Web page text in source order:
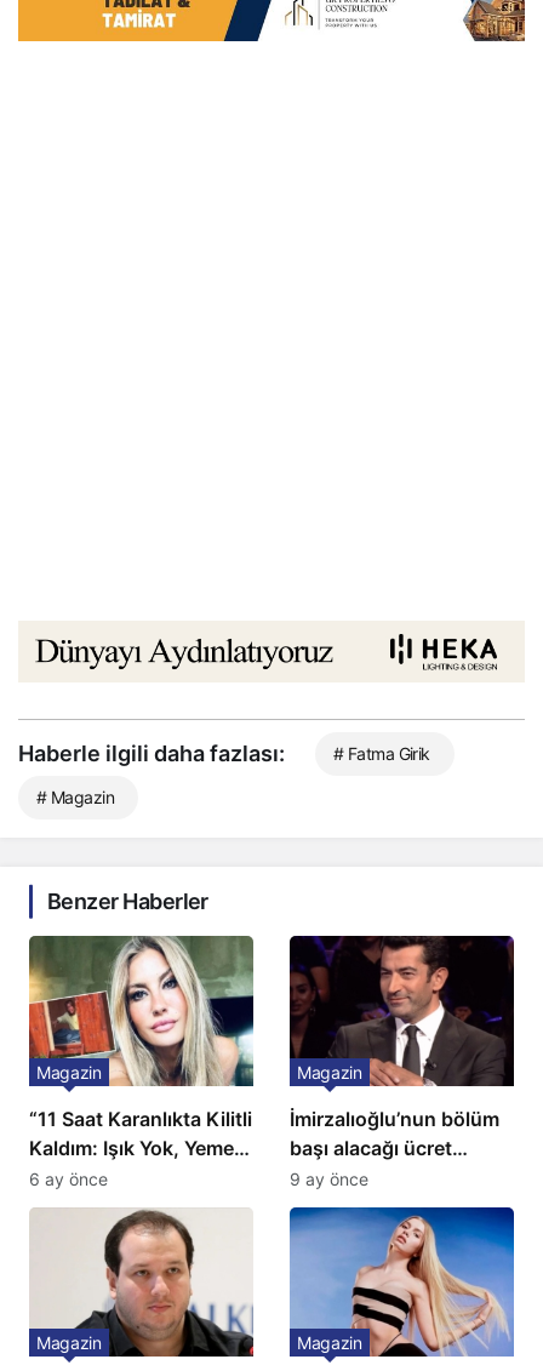
Haberle ilgili daha fazlası: # Fatma Girik
# Magazin
Benzer Haberler
“11 Saat Karanlıkta Kilitli
Kaldım: Işık Yok, Yemek
Yok, Tuvalet Yok!”
Çağla Şikel’den Şok
Magazin
6 ay önce
İmirzalıoğlu’nun bölüm
başı alacağı ücret
Türkiye’de bir ilk:
Gözünü 2 ilçeye dikti!
Magazin
9 ay önce
Magazin Magazin